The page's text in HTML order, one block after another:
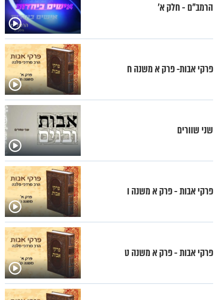
הרמב"ם - חלק א’
פרקי אבות- פרק א משנה ח
שני שוורים
פרקי אבות - פרק א משנה ו
פרקי אבות - פרק א משנה ט